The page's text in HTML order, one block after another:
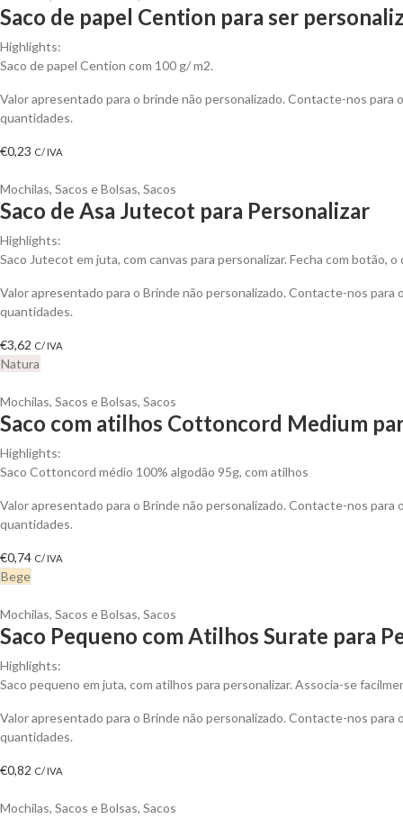
Saco de papel Cention para ser
Highlights:
Saco de papel Cention com 100 g/ m2.
Valor apresentado para o brinde não personalizado. Contacte-nos
quantidades.
€0,23 C/ IVA
Mochilas, Sacos e Bolsas, Sacos
Saco de Asa Jutecot para Personalizar
Highlights:
Saco Jutecot em juta, com canvas para personalizar. Fecha com botão,
Valor apresentado para o Brinde não personalizado. Contacte-nos
quantidades.
€3,62 C/ IVA
Natura
Mochilas, Sacos e Bolsas, Sacos
Saco com atilhos Cottoncord Medium
Highlights:
Saco Cottoncord médio 100% algodão 95g, com atilhos
Valor apresentado para o Brinde não personalizado. Contacte-nos
quantidades.
€0,74 C/ IVA
Bege
Mochilas, Sacos e Bolsas, Sacos
Saco Pequeno com Atilhos Surate para
Highlights:
Saco pequeno em juta, com atilhos para personalizar. Associa-se
Valor apresentado para o Brinde não personalizado. Contacte-nos
quantidades.
€0,82 C/ IVA
Mochilas, Sacos e Bolsas, Sacos